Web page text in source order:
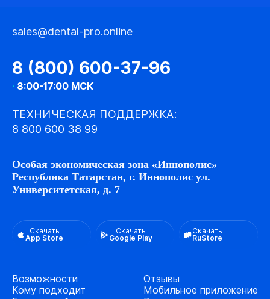
sales@dental-pro.online
8 (800) 600-37-96
· 8:00-17:00 МСК
ТЕХНИЧЕСКАЯ ПОДДЕРЖКА:
8 800 600 38 99
Особая экономическая зона «Иннополис»
Республика Татарстан, г. Иннополис ул.
Университетская, д. 7
Скачать
App Store
Скачать
Google Play
Скачать
RuStore
Возможности
Кому подходит
Отзывы
Мобильное приложение